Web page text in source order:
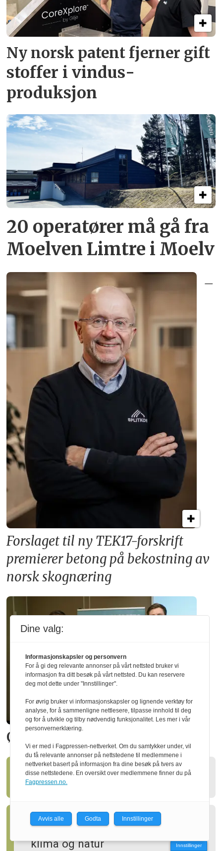
Ny norsk patent fjerner gift­
stoffer i vindus­
produksjon
20 operatører må gå fra
Moelven Limtre i Moelv
–
Forslaget til ny TEK17-forskrift
premierer betong på bekostning av
norsk skognæring
Økte utbyttet med 20 prosent
Ny styreleder i Treindustrien
Slik kan skogen gagne både
klima og natur
Innstillinger
Dine valg:
Informasjonskapsler og personvern
For å gi deg relevante annonser på vårt nettsted bruker vi
informasjon fra ditt besøk på vårt nettsted. Du kan reservere
deg mot dette under "Innstillinger".
For øvrig bruker vi informasjonskapsler og lignende verktøy for
analyse, for å sammenligne nettlesere, tilpasse innhold til deg
og for å utvikle og tilby nødvendig funksjonalitet. Les mer i vår
personvernerklæring.
Vi er med i Fagpressen-nettverket. Om du samtykker under, vil
du få relevante annonser på nettstedene til medlemmene i
nettverket basert på informasjon fra dine besøk på tvers av
disse nettstedene. En oversikt over medlemmene finner du på
Fagpressen.no.
Avvis alle Godta Innstillinger